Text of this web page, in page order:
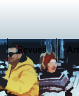
Revues